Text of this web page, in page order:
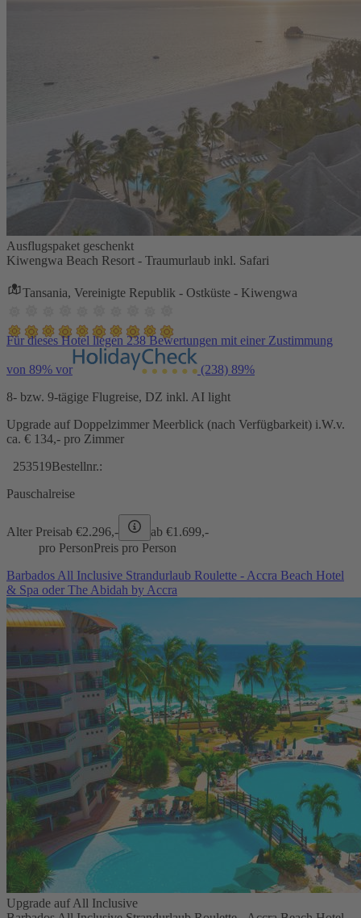
Ausflugspaket geschenkt
Kiwengwa Beach Resort - Traumurlaub inkl. Safari
Tansania, Vereinigte Republik - Ostküste - Kiwengwa
Für dieses Hotel liegen 238 Bewertungen mit einer Zustimmung
von 89% vor (238) 89%
8- bzw. 9-tägige Flugreise, DZ inkl. AI light
Upgrade auf Doppelzimmer Meerblick (nach Verfügbarkeit) i.W.v.
ca. € 134,- pro Zimmer
253519Bestellnr.:
Pauschalreise
Alter Preisab €2.296,- ab €1.699,-
pro PersonPreis pro Person
Barbados All Inclusive Strandurlaub Roulette - Accra Beach Hotel
& Spa oder The Abidah by Accra
Upgrade auf All Inclusive